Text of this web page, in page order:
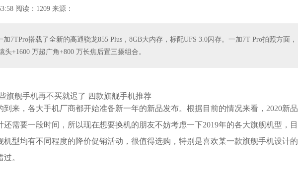
阅读：1209 来源：
加7TPro搭载了全新的高通骁龙855 Plus，8GB大内存，标配UFS 3.0闪存。一加7T Pro拍照方面，
头+1600 万超广角+800 万长焦后置三摄组合。
到来，各大手机厂商都开始准备新一年的新品发布。根据目前的情况来看，2020新品
还需要一段时间，所以现在想要换机的朋友不妨考虑一下2019年的各大旗舰机型，目
机型均有不同程度的降价促销活动，很值得选购，特别是喜欢某一款旗舰手机设计的
。